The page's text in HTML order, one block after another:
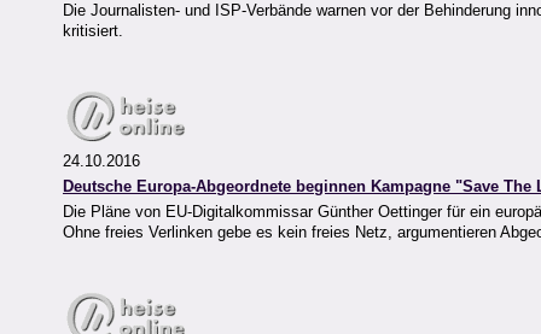
Die Journalisten- und ISP-Verbände warnen vor der Behinderung
kritisiert.
24.10.2016
Deutsche Europa-Abgeordnete beginnen Kampagne "Save The
Die Pläne von EU-Digitalkommissar Günther Oettinger für ein
Ohne freies Verlinken gebe es kein freies Netz, argumentieren